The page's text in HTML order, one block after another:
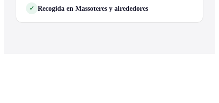
Recogida en Massoteres y alrededores